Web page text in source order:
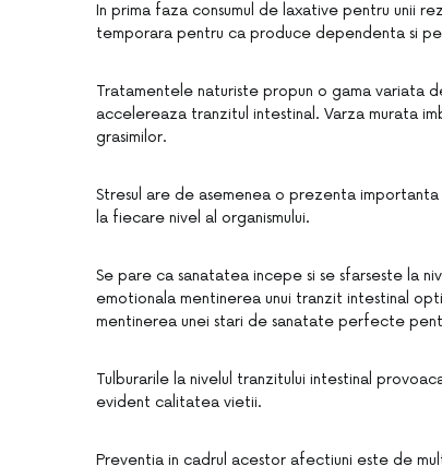
In prima faza consumul de laxative pentru unii
temporara pentru ca produce dependenta si
Tratamentele naturiste propun o gama variata
accelereaza tranzitul intestinal. Varza murata
grasimilor.
Stresul are de asemenea o prezenta
la fiecare nivel al organismului.
Se pare ca sanatatea incepe si se sfarseste la
emotionala mentinerea unui tranzit intestinal
mentinerea unei stari de sanatate perfecte
Tulburarile la nivelul tranzitului intestinal
evident calitatea vietii.
Preventia in cadrul acestor afectiuni este de